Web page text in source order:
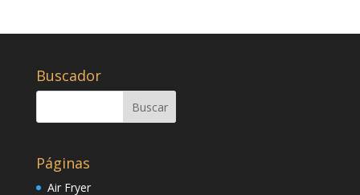
Buscador
Páginas
Air Fryer